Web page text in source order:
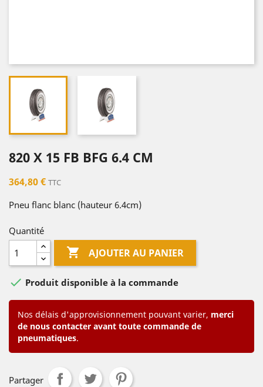
820 X 15 FB BFG 6.4 CM
364,80 € TTC
Pneu flanc blanc (hauteur 6.4cm)
Quantité
 AJOUTER AU PANIER
 Produit disponible à la commande
Nos délais d'approvisionnement pouvant varier, merci
de nous contacter avant toute commande de
pneumatiques.
Partager